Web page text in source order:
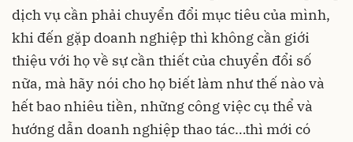
dịch vụ cần phải chuyển đổi mục tiêu của mình,
khi đến gặp doanh nghiệp thì không cần giới
thiệu với họ về sự cần thiết của chuyển đổi số
nữa, mà hãy nói cho họ biết làm như thế nào và
hết bao nhiêu tiền, những công việc cụ thể và
hướng dẫn doanh nghiệp thao tác…thì mới có